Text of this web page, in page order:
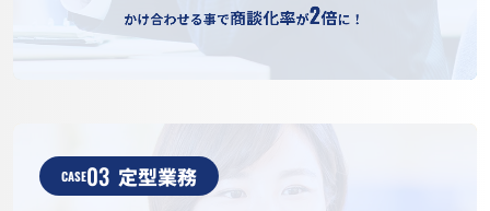
CASE03 定型業務